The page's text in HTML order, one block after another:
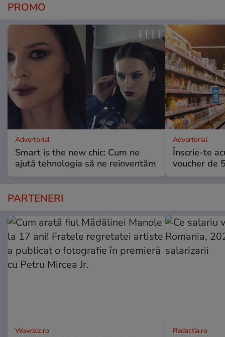
PROMO
Advertorial
Smart is the new chic: Cum ne
ajută tehnologia să ne reinventăm
Advertorial
Înscrie-te
voucher de
PARTENERI
Wowbiz.ro Redactia.ro